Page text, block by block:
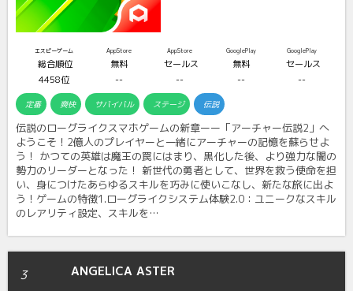
エスピーゲーム
総合順位
4458位
AppStore
無料
--
AppStore
セールス
--
GooglePlay
無料
--
GooglePlay
セールス
--
定番 爽快 サバイバル ステージ 伝説
伝説のローグライクスマホゲームの新章ーー「アーチャー伝説2」へ
ようこそ！2億人のプレイヤーと一緒にアーチャーの記憶を蘇らせよ
う！ かつての英雄は魔王の罠にはまり、黒化した後、より強力な闇の
勢力のリーダーとなった！ 新世代の勇者として、世界を救う使命を担
い、身につけたあらゆるスキルを巧みに使いこなし、新たな旅に出よ
う！ゲームの特徴1.ローグライクシステム体験2.0：ユニークなスキル
のレアリティ設定、スキルを…
3 ANGELICA ASTER